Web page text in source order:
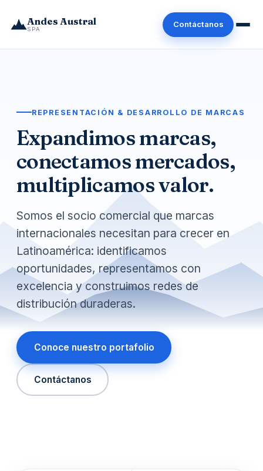
Andes Austral
SPA
Contáctanos
REPRESENTACIÓN & DESARROLLO DE MARCAS
Expandimos marcas,
conectamos mercados,
multiplicamos valor.
Somos el socio comercial que marcas
internacionales necesitan para crecer en
Latinoamérica: identificamos
oportunidades, representamos con
excelencia y construimos redes de
distribución duraderas.
Conoce nuestro portafolio
Contáctanos